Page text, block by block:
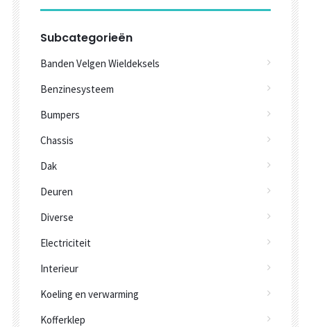
Subcategorieën
Banden Velgen Wieldeksels
Benzinesysteem
Bumpers
Chassis
Dak
Deuren
Diverse
Electriciteit
Interieur
Koeling en verwarming
Kofferklep